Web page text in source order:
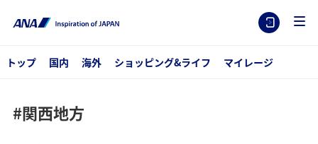
トップ 国内 海外 ショッピング&ライフ マイレージ
#関西地方